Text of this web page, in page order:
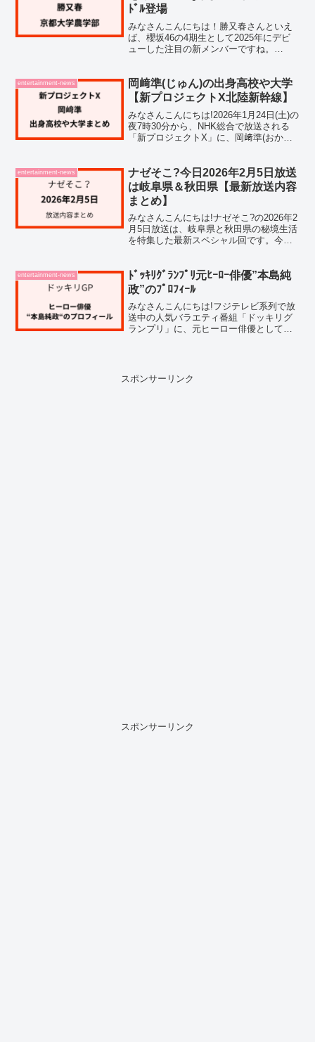
ﾄﾞﾙ登場
みなさんこんにちは！勝又春さんといえ
ば、櫻坂46の4期生として2025年にデビ
ューした注目の新メンバーですね。
「実は現役京大生アイドルなのでは？」
という噂が広がり、...
entertainment-news
岡﨑準(じゅん)の出身高校や大学
【新プロジェクトX北陸新幹線】
みなさんこんにちは!2026年1月24日(土)の
夜7時30分から、NHK総合で放送される
「新プロジェクトX」に、岡﨑準(おかざ
ル建設という大プロジェクトに挑んだ技
術...
entertainment-news
ナゼそこ?今日2026年2月5日放送
は岐阜県＆秋田県【最新放送内容
まとめ】
みなさんこんにちは!ナゼそこ?の2026年2
月5日放送は、岐阜県と秋田県の秘境生活
を特集した最新スペシャル回です。今日
県の養蜂家夫婦は37歳差、秋田県の夫婦
は16歳差...
entertainment-news
ﾄﾞｯｷﾘｸﾞﾗﾝﾌﾟﾘ元ﾋｰﾛｰ俳優”本島純
政”のﾌﾟﾛﾌｨｰﾙ
みなさんこんにちは!フジテレビ系列で放
送中の人気バラエティ番組「ドッキリグ
ランプリ」に、元ヒーロー俳優として本
うか。そこで今回は、ド...
スポンサーリンク
スポンサーリンク